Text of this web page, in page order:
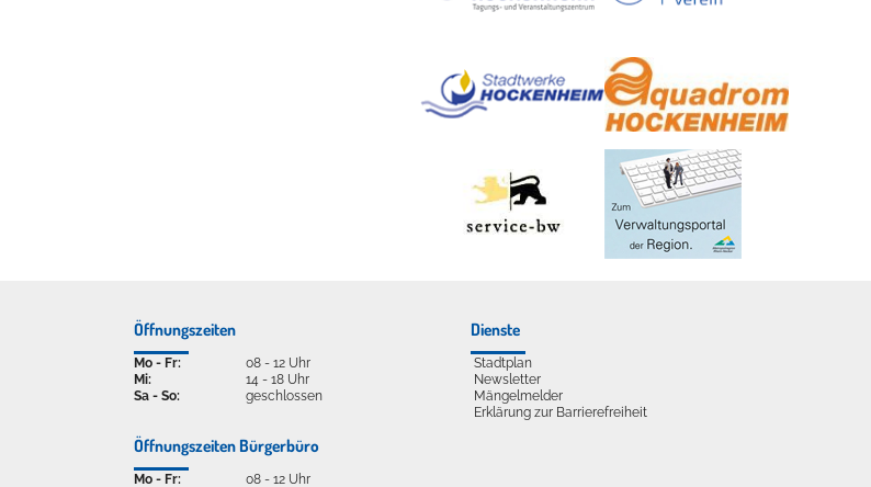
Öffnungszeiten
Mo - Fr:
Mi:
Sa - So:
08 - 12 Uhr
14 - 18 Uhr
geschlossen
Öffnungszeiten Bürgerbüro
Mo - Fr:
08 - 12 Uhr
Dienste
Stadtplan
Newsletter
Mängelmelder
Erklärung zur Barrierefreiheit